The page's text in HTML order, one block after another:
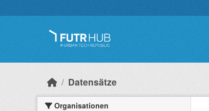
Datensätze
Organisationen